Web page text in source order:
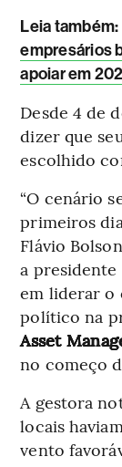
Leia também:
empresários
apoiar em
Desde 4 de
dizer que
escolhido
“O cenário
primeiros
Flávio
a presidente
em liderar o
político na
Asset
no começo
A gestora
locais
vento